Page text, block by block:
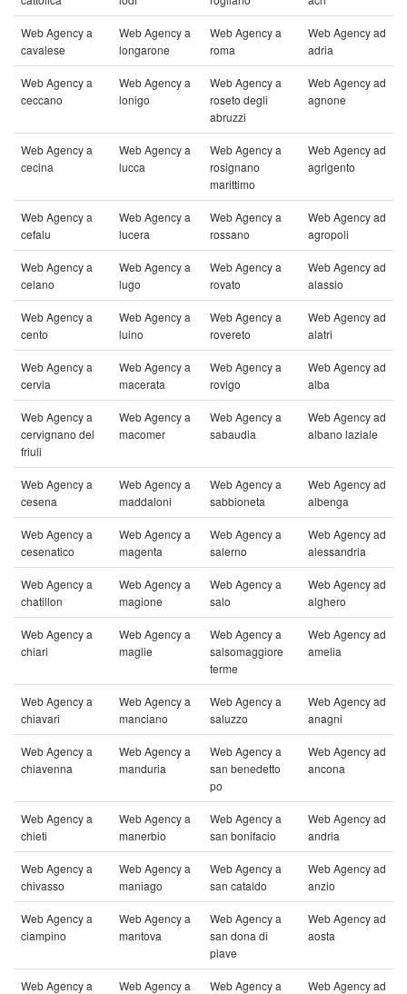
Web Agency a
cavalese
Web Agency a
longarone
Web Agency a
roma
Web Agency ad
adria
Web Agency a
ceccano
Web Agency a
lonigo
Web Agency a
roseto degli
abruzzi
Web Agency ad
agnone
Web Agency a
cecina
Web Agency a
lucca
Web Agency a
rosignano
marittimo
Web Agency ad
agrigento
Web Agency a
cefalu
Web Agency a
lucera
Web Agency a
rossano
Web Agency ad
agropoli
Web Agency a
celano
Web Agency a
lugo
Web Agency a
rovato
Web Agency ad
alassio
Web Agency a
cento
Web Agency a
luino
Web Agency a
rovereto
Web Agency ad
alatri
Web Agency a
cervia
Web Agency a
macerata
Web Agency a
rovigo
Web Agency ad
alba
Web Agency a
cervignano del
friuli
Web Agency a
macomer
Web Agency a
sabaudia
Web Agency ad
albano laziale
Web Agency a
cesena
Web Agency a
maddaloni
Web Agency a
sabbioneta
Web Agency ad
albenga
Web Agency a
cesenatico
Web Agency a
magenta
Web Agency a
salerno
Web Agency ad
alessandria
Web Agency a
chatillon
Web Agency a
magione
Web Agency a
salo
Web Agency ad
alghero
Web Agency a
chiari
Web Agency a
maglie
Web Agency a
salsomaggiore
terme
Web Agency ad
amelia
Web Agency a
chiavari
Web Agency a
manciano
Web Agency a
saluzzo
Web Agency ad
anagni
Web Agency a
chiavenna
Web Agency a
manduria
Web Agency a
san benedetto
po
Web Agency ad
ancona
Web Agency a
chieti
Web Agency a
manerbio
Web Agency a
san bonifacio
Web Agency ad
andria
Web Agency a
chivasso
Web Agency a
maniago
Web Agency a
san cataldo
Web Agency ad
anzio
Web Agency a
ciampino
Web Agency a
mantova
Web Agency a
san dona di
piave
Web Agency ad
aosta
Web Agency a
Web Agency a
Web Agency a
Web Agency ad